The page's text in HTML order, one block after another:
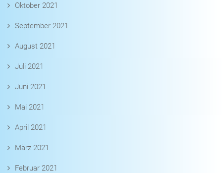
Oktober 2021
September 2021
August 2021
Juli 2021
Juni 2021
Mai 2021
April 2021
März 2021
Februar 2021